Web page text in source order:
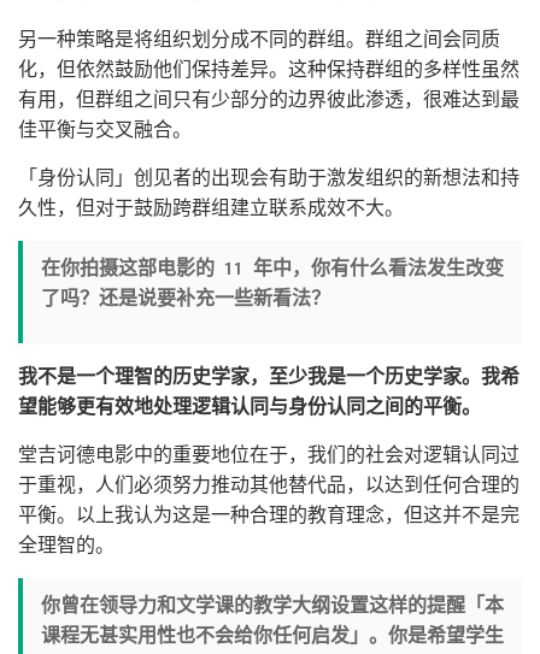
另一种策略是将组织划分成不同的群组。群组之间会同质
化，但依然鼓励他们保持差异。这种保持群组的多样性虽然
有用，但群组之间只有少部分的边界彼此渗透，很难达到最
佳平衡与交叉融合。
「身份认同」创见者的出现会有助于激发组织的新想法和持
久性，但对于鼓励跨群组建立联系成效不大。
在你拍摄这部电影的 11 年中，你有什么看法发生改变
了吗？还是说要补充一些新看法？
我不是一个理智的历史学家，至少我是一个历史学家。我希
望能够更有效地处理逻辑认同与身份认同之间的平衡。
堂吉诃德电影中的重要地位在于，我们的社会对逻辑认同过
于重视，人们必须努力推动其他替代品，以达到任何合理的
平衡。以上我认为这是一种合理的教育理念，但这并不是完
全理智的。
你曾在领导力和文学课的教学大纲设置这样的提醒「本
课程无甚实用性也不会给你任何启发」。你是希望学生